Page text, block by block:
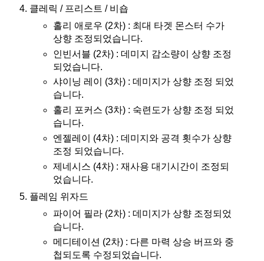
클레릭 / 프리스트 / 비숍
홀리 애로우 (2차) : 최대 타겟 몬스터 수가
상향 조정되었습니다.
인빈서블 (2차) : 데미지 감소량이 상향 조정
되었습니다.
샤이닝 레이 (3차) : 데미지가 상향 조정 되었
습니다.
홀리 포커스 (3차) : 숙련도가 상향 조정 되었
습니다.
엔젤레이 (4차) : 데미지와 공격 횟수가 상향
조정 되었습니다.
제네시스 (4차) : 재사용 대기시간이 조정되
었습니다.
플레임 위자드
파이어 필라 (2차) : 데미지가 상향 조정되었
습니다.
메디테이션 (2차) : 다른 마력 상승 버프와 중
첩되도록 수정되었습니다.